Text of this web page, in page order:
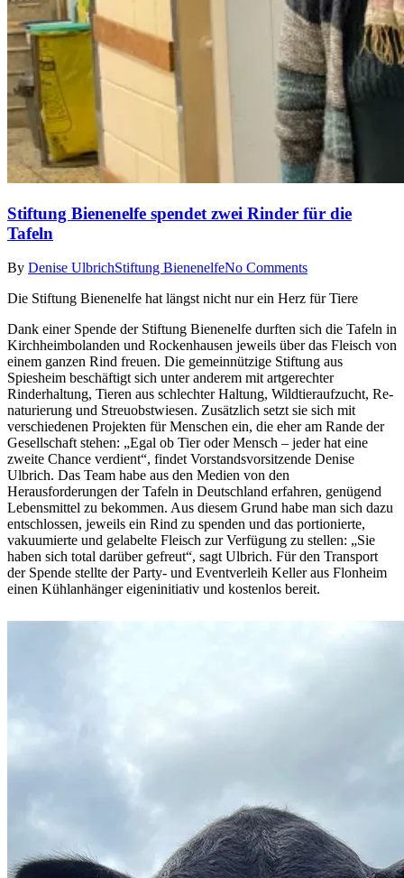
Stiftung Bienenelfe spendet zwei Rinder für die
Tafeln
By Denise UlbrichStiftung BienenelfeNo Comments
Die Stiftung Bienenelfe hat längst nicht nur ein Herz für Tiere
Dank einer Spen­de der Stiftung Bienenelfe durften sich die Tafeln in
Kirchheimbolanden und Ro­ckenhausen jeweils über das Fleisch von
einem ganzen Rind freuen. Die gemeinnützi­ge Stiftung aus
Spiesheim be­schäftigt sich unter anderem mit artgerechter
Rinderhal­tung, Tieren aus schlechter Haltung, Wildtieraufzucht, Re­
naturierung und Streuobstwie­sen. Zusätzlich setzt sie sich mit
verschiedenen Projekten für Menschen ein, die eher am Rande der
Gesellschaft stehen: „Egal ob Tier oder Mensch – jeder hat eine
zweite Chance verdient“, findet Vorstandsvor­sitzende Denise
Ulbrich. Das Team habe aus den Medien von den
Herausforderungen der Tafeln in Deutschland er­fahren, genügend
Lebensmittel zu bekommen. Aus diesem Grund habe man sich dazu
entschlossen, jeweils ein Rind zu spenden und das portio­nierte,
vakuumierte und ge­labelte Fleisch zur Verfügung zu stellen: „Sie
haben sich to­tal darüber gefreut“, sagt Ul­brich. Für den Transport
der Spende stellte der Party- und Eventverleih Keller aus Flon­heim
einen Kühlanhänger eigeninitiativ und kostenlos bereit.